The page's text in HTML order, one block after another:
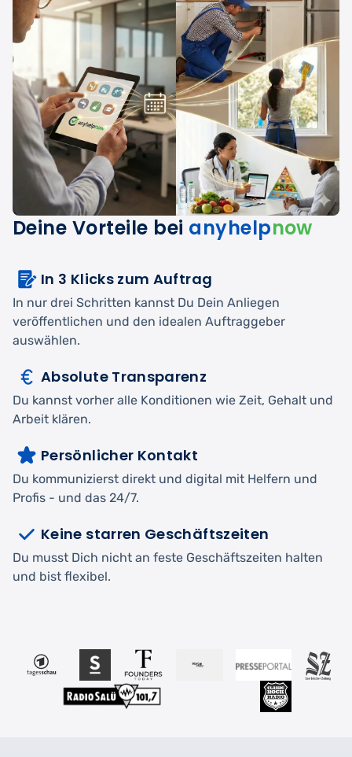
Deine Vorteile bei anyhelpnow
In 3 Klicks zum Auftrag
In nur drei Schritten kannst Du Dein Anliegen
veröffentlichen und den idealen Auftraggeber
auswählen.
Absolute Transparenz
Du kannst vorher alle Konditionen wie Zeit, Gehalt und
Arbeit klären.
Persönlicher Kontakt
Du kommunizierst direkt und digital mit Helfern und
Profis - und das 24/7.
Keine starren Geschäftszeiten
Du musst Dich nicht an feste Geschäftszeiten halten
und bist flexibel.